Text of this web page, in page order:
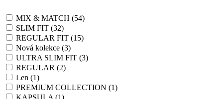
MIX & MATCH (54)
SLIM FIT (32)
REGULAR FIT (15)
Nová kolekce (3)
ULTRA SLIM FIT (3)
REGULAR (2)
Len (1)
PREMIUM COLLECTION (1)
KAPSULA (1)